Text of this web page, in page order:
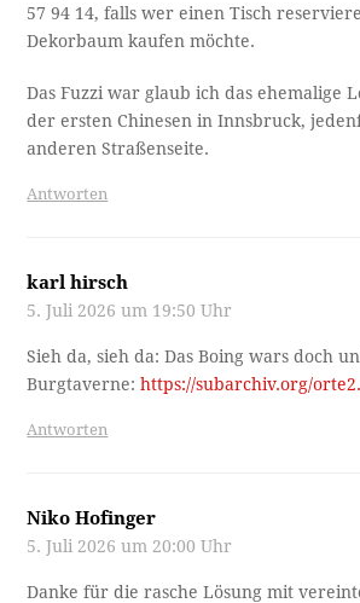
57 94 14, falls wer einen Tisch
Dekorbaum kaufen möchte.
Das Fuzzi war glaub ich das ehemalige
der ersten Chinesen in Innsbruck,
anderen Straßenseite.
Antworten
karl hirsch
5. Juli 2026 um 19:50 Uhr
Sieh da, sieh da: Das Boing wars doch
Burgtaverne:https://subarchiv.org/
Antworten
Niko Hofinger
5. Juli 2026 um 20:00 Uhr
Danke für die rasche Lösung mit